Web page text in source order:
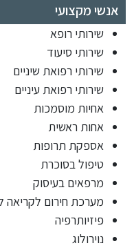
אנשי מקצועי
שירותי רופא
שירותי סיעוד
שירותי רפואת שיניים
שירותי רפואת עיניים
אחיות מוסמכות
אחות ראשית
אספקת תרופות
טיפול בסוכרת
מרפאים בעיסוק
מערכת חירום לקריאה
פיזיותרפיה
נוירולוג